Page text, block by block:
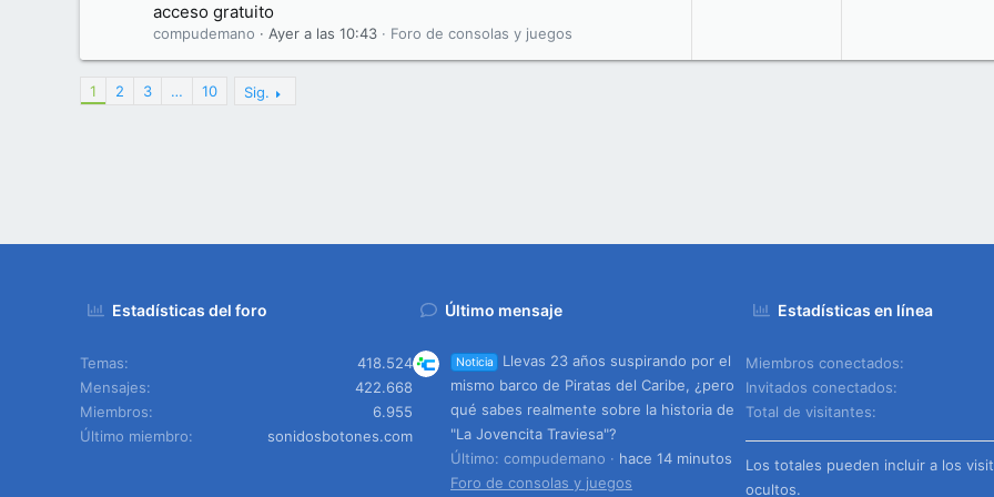
acceso gratuito
compudemano Ayer a las 10:43 Foro de consolas y juegos
1 2 3 … 10 Sig.
Estadísticas del foro
Temas
418.524
Mensajes
422.668
Miembros
6.955
Último miembro
sonidosbotones.com
Último mensaje
Noticia
Llevas 23 años suspirando por el
mismo barco de Piratas del Caribe, ¿pero
qué sabes realmente sobre la historia de
"La Jovencita Traviesa"?
Último: compudemano
hace 14 minutos
Foro de consolas y juegos
Estadísticas en línea
Miembros conectados
Invitados conectados
Total de visitantes
Los totales pueden incluir a los
ocultos.